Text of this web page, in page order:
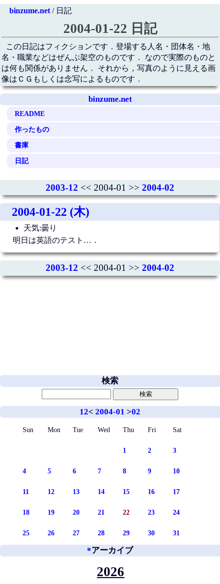
binzume.net/ 日記
2004-01-22 日記
この日記はフィクションです．登場する人名・団体名・地
名・職業などはぜんぶ架空のものです． なので実際のものと
は何も関係がありません． それから，写真のように見える画
像はＣＧもしくは念写によるものです．
binzume.net
README
作ったもの
書庫
日記
2003-12 << 2004-01 >> 2004-02
2004-01-22 (木)
天気:曇り
明日は英語のテスト…．
2003-12 << 2004-01 >> 2004-02
検索
12< 2004-01 >02
Sun Mon Tue Wed Thu Fri Sat
1 2 3
4 5 6 7 8 9 10
11 12 13 14 15 16 17
18 19 20 21 22 23 24
25 26 27 28 29 30 31
*アーカイブ
2026